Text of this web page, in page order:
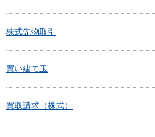
株式先物取引
買い建て玉
買取請求（株式）